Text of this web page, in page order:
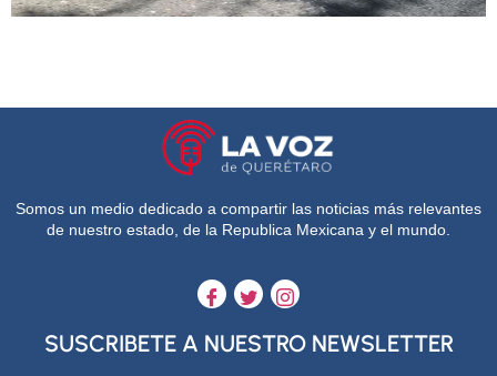
Somos un medio dedicado a compartir las noticias más relevantes
de nuestro estado, de la Republica Mexicana y el mundo.
SUSCRIBETE A NUESTRO NEWSLETTER